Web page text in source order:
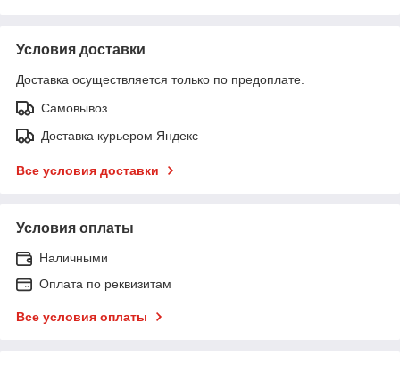
Условия доставки
Доставка осуществляется только по предоплате.
Самовывоз
Доставка курьером Яндекс
Все условия доставки
Условия оплаты
Наличными
Оплата по реквизитам
Все условия оплаты